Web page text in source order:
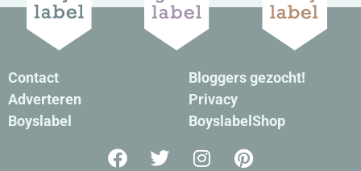
Contact
Adverteren
Boyslabel
Bloggers gezocht!
Privacy
BoyslabelShop